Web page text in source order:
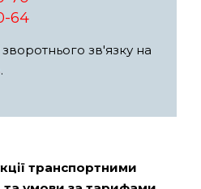
64
зв'язку на
.
транспортними